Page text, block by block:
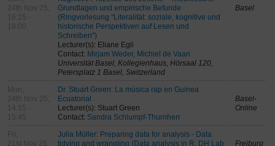
24th Nov 25,
16:15 -
Grundlagen und empirische Befunde
(Ringvorlesung "Literalität: soziale, kognitive und
historische Perspektiven auf Lesen und
Schreiben")
Lecturer(s): Eliane Egli
Contact: Mirjam Weder, Michiel de Vaan
Universität Basel, Kollegienhaus, Hörsaal 120,
Petersplatz 1 Basel, Switzerland
Basel
Mon,
24th Nov 25,
14:15 -
15:45
Dr. Stuart Green: La música rap en Guinea
Ecuatorial
Lecturer(s): Stuart Green
Contact: Sandra Schlumpf-Thurnherr
Basel-
Online
Fri,
21st Nov 25,
Julia Müller: Preparing data for analysis - Data
tidying and wrangling (Data analysis in R: DH Lab
Freiburg